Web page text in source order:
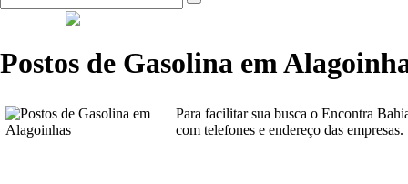
Postos de Gasolina em
Para facilitar sua busca o Encontra
com telefones e endereço das empresas.